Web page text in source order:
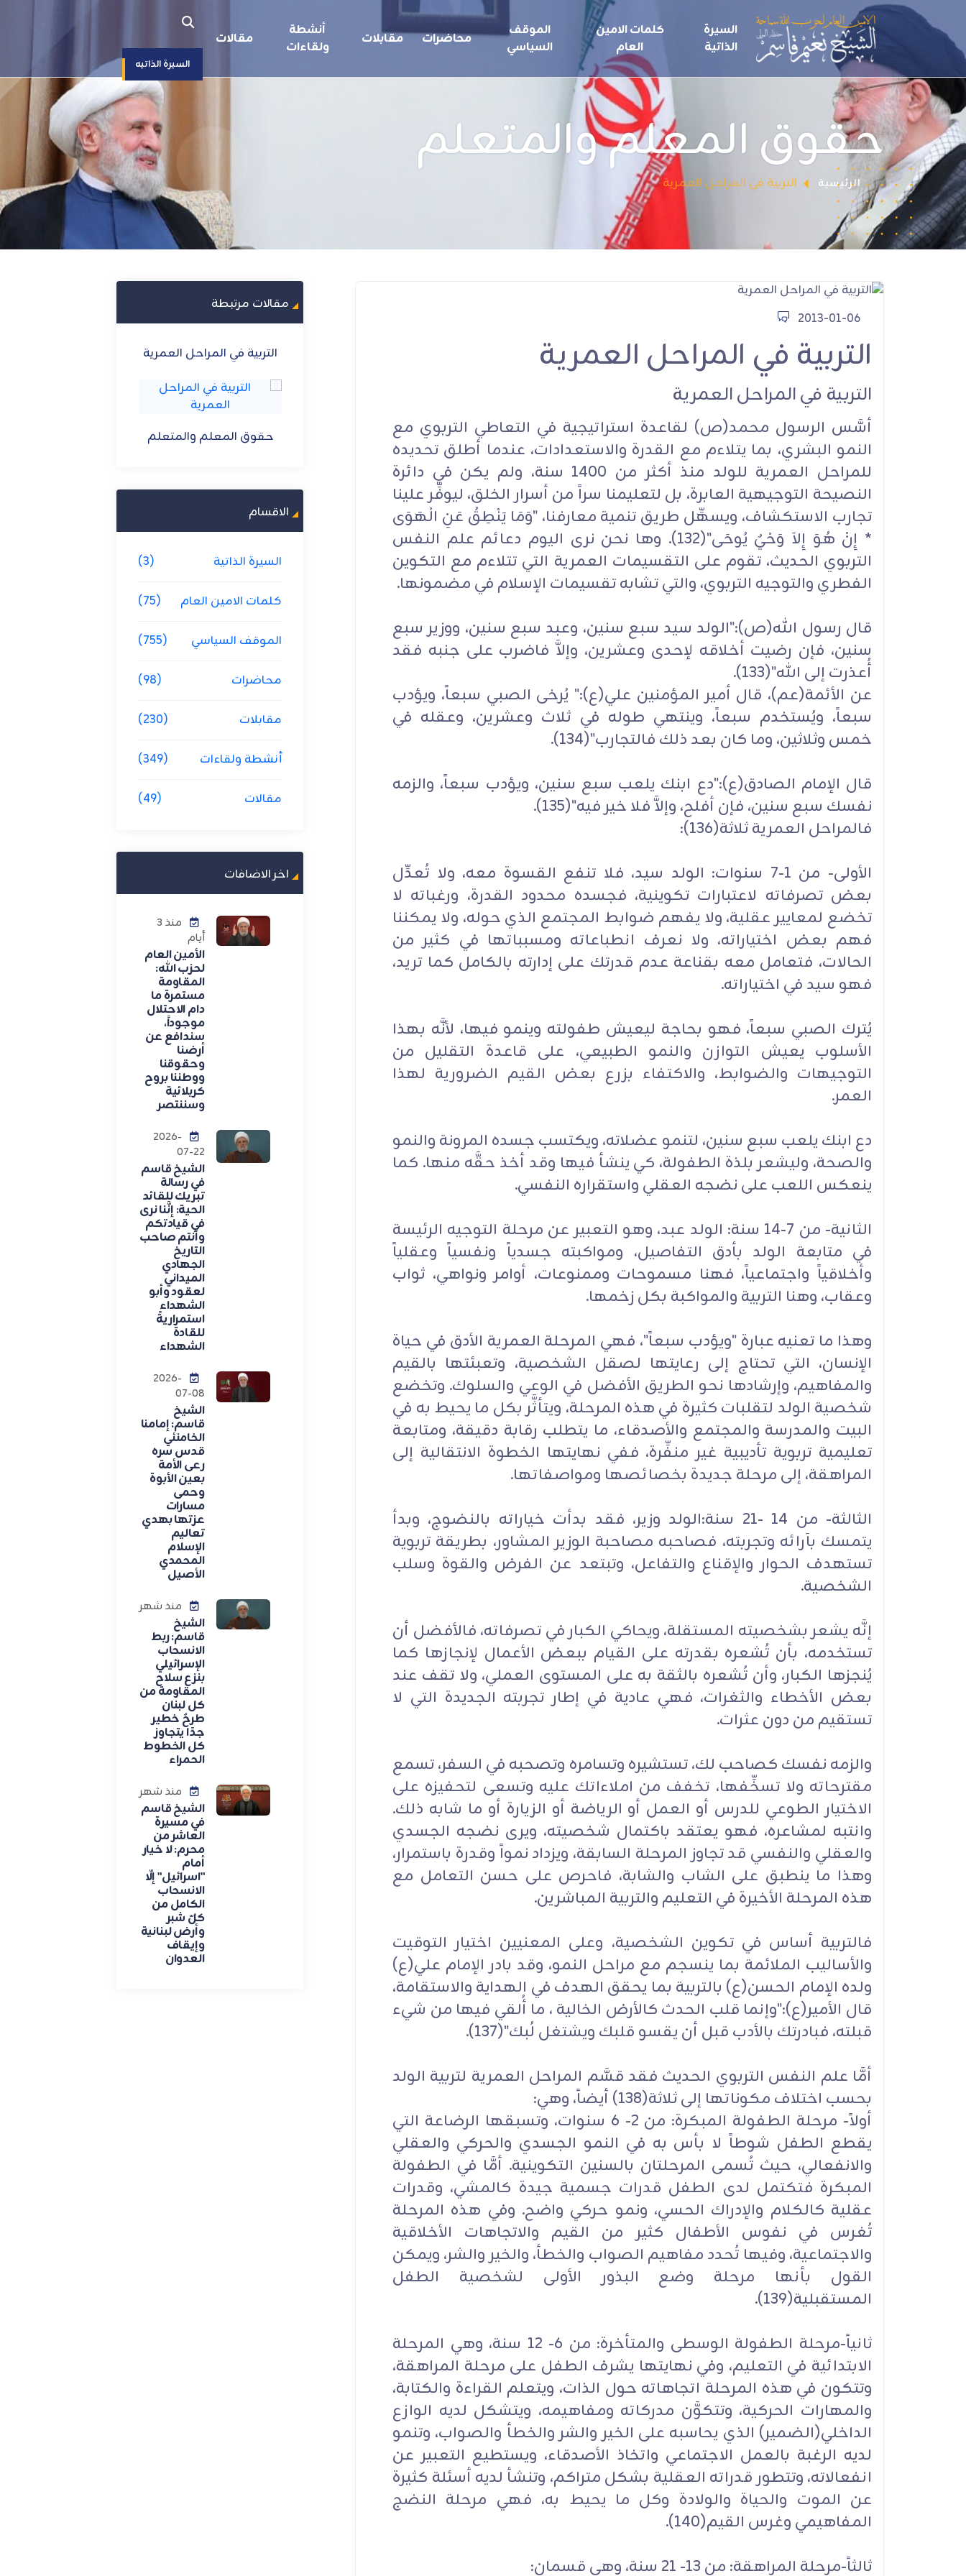
السيرة
الذاتية
كلمات الامين
العام
الموقف
السياسي
محاضرات مقابلات
أنشطة
ولقاءات
مقالات
السيرة الذاتيه
حقوق المعلم والمتعلم
الرئيسية التربية في المراحل العمرية
2013-01-06
التربية في المراحل العمرية
التربية في المراحل العمرية
أسَّس الرسول محمد(ص) لقاعدة استراتيجية في التعاطي التربوي مع
النمو البشري، بما يتلاءم مع القدرة والاستعدادات، عندما أطلق تحديده
للمراحل العمرية للولد منذ أكثر من 1400 سنة، ولم يكن في دائرة
النصيحة التوجيهية العابرة، بل لتعليمنا سراً من أسرار الخلق، ليوفِّر علينا
تجارب الاستكشاف، ويسهِّل طريق تنمية معارفنا، "وَمَا يَنْطِقُ عَنِ الْهَوَى
* إِنْ هُوَ إِلاَ وَحْيٌ يُوحَى"(132). وها نحن نرى اليوم دعائم علم النفس
التربوي الحديث، تقوم على التقسيمات العمرية التي تتلاءم مع التكوين
الفطري والتوجيه التربوي، والتي تشابه تقسيمات الإسلام في مضمونها.
قال رسول الله(ص):"الولد سيد سبع سنين، وعبد سبع سنين، ووزير سبع
سنين، فإن رضيت أخلاقه لإحدى وعشرين، وإلاَّ فاضرب على جنبه فقد
أُعذرت إلى الله"(133).
عن الأئمة(عم)، قال أمير المؤمنين علي(ع):" يُرخى الصبي سبعاً، ويؤدب
سبعاً، ويُستخدم سبعاً، وينتهي طوله في ثلاث وعشرين، وعقله في
خمس وثلاثين، وما كان بعد ذلك فالتجارب"(134).
قال الإمام الصادق(ع):"دع ابنك يلعب سبع سنين، ويؤدب سبعاً، والزمه
نفسك سبع سنين، فإن أفلح، وإلاَّ فلا خير فيه"(135).
فالمراحل العمرية ثلاثة(136):
الأولى- من 1-7 سنوات: الولد سيد، فلا تنفع القسوة معه، ولا تُعدِّل
بعض تصرفاته لاعتبارات تكوينية، فجسده محدود القدرة، ورغباته لا
تخضع لمعايير عقلية، ولا يفهم ضوابط المجتمع الذي حوله، ولا يمكننا
فهم بعض اختياراته، ولا نعرف انطباعاته ومسبباتها في كثير من
الحالات، فتعامل معه بقناعة عدم قدرتك على إدارته بالكامل كما تريد،
فهو سيد في اختياراته.
يُترك الصبي سبعاً، فهو بحاجة ليعيش طفولته وينمو فيها، لأنَّه بهذا
الأسلوب يعيش التوازن والنمو الطبيعي، على قاعدة التقليل من
التوجيهات والضوابط، والاكتفاء بزرع بعض القيم الضرورية لهذا
العمر.
دع ابنك يلعب سبع سنين، لتنمو عضلاته، ويكتسب جسده المرونة والنمو
والصحة، وليشعر بلذة الطفولة، كي ينشأ فيها وقد أخذ حقَّه منها. كما
ينعكس اللعب على نضجه العقلي واستقراره النفسي.
الثانية- من 7-14 سنة: الولد عبد، وهو التعبير عن مرحلة التوجيه الرئيسة
في متابعة الولد بأدق التفاصيل، ومواكبته جسدياً ونفسياً وعقلياً
وأخلاقياً واجتماعياً، فهنا مسموحات وممنوعات، أوامر ونواهي، ثواب
وعقاب، وهنا التربية والمواكبة بكل زخمها.
وهذا ما تعنيه عبارة "ويؤدب سبعاً"، فهي المرحلة العمرية الأدق في حياة
الإنسان، التي تحتاج إلى رعايتها لصقل الشخصية، وتعبئتها بالقيم
والمفاهيم، وإرشادها نحو الطريق الأفضل في الوعي والسلوك. وتخضع
شخصية الولد لتقلبات كثيرة في هذه المرحلة، ويتأثَّر بكل ما يحيط به في
البيت والمدرسة والمجتمع والأصدقاء، ما يتطلب رقابة دقيقة، ومتابعة
تعليمية تربوية تأديبية غير منفِّرة، ففي نهايتها الخطوة الانتقالية إلى
المراهقة، إلى مرحلة جديدة بخصائصها ومواصفاتها.
الثالثة- من 14 -21 سنة:الولد وزير، فقد بدأت خياراته بالنضوج، وبدأ
يتمسك بآرائه وتجربته، فصاحبه مصاحبة الوزير المشاور، بطريقة تربوية
تستهدف الحوار والإقناع والتفاعل، وتبتعد عن الفرض والقوة وسلب
الشخصية.
إنَّه يشعر بشخصيته المستقلة، ويحاكي الكبار في تصرفاته، فالأفضل أن
تستخدمه، بأن تُشعره بقدرته على القيام ببعض الأعمال لإنجازها كما
يُنجزها الكبار، وأن تُشعره بالثقة به على المستوى العملي، ولا تقف عند
بعض الأخطاء والثغرات، فهي عادية في إطار تجربته الجديدة التي لا
تستقيم من دون عثرات.
والزمه نفسك كصاحب لك، تستشيره وتسامره وتصحبه في السفر، تسمع
مقترحاته ولا تسخِّفها، تخفف من املاءاتك عليه وتسعى لتحفيزه على
الاختيار الطوعي للدرس أو العمل أو الرياضة أو الزيارة أو ما شابه ذلك.
وانتبه لمشاعره، فهو يعتقد باكتمال شخصيته، ويرى نضجه الجسدي
والعقلي والنفسي قد تجاوز المرحلة السابقة، ويزداد نمواً وقدرة باستمرار،
وهذا ما ينطبق على الشاب والشابة، فاحرص على حسن التعامل مع
هذه المرحلة الأخيرة في التعليم والتربية المباشرين.
فالتربية أساس في تكوين الشخصية، وعلى المعنيين اختيار التوقيت
والأساليب الملائمة بما ينسجم مع مراحل النمو، وقد بادر الإمام علي(ع)
ولده الإمام الحسن(ع) بالتربية بما يحقق الهدف في الهداية والاستقامة،
قال الأمير(ع):"وإنما قلب الحدث كالأرض الخالية ، ما أُلقي فيها من شيء
قبلته، فبادرتك بالأدب قبل أن يقسو قلبك ويشتغل لُبك"(137).
أمَّا علم النفس التربوي الحديث فقد قسَّم المراحل العمرية لتربية الولد
بحسب اختلاف مكوناتها إلى ثلاثة(138) أيضاً، وهي:
أولاً- مرحلة الطفولة المبكرة: من 2- 6 سنوات، وتسبقها الرضاعة التي
يقطع الطفل شوطاً لا بأس به في النمو الجسدي والحركي والعقلي
والانفعالي، حيث تُسمى المرحلتان بالسنين التكوينية. أمَّا في الطفولة
المبكرة فتكتمل لدى الطفل قدرات جسمية جيدة كالمشي، وقدرات
عقلية كالكلام والإدراك الحسي، ونمو حركي واضح. وفي هذه المرحلة
تُغرس في نفوس الأطفال كثير من القيم والاتجاهات الأخلاقية
والاجتماعية، وفيها تُحدد مفاهيم الصواب والخطأ، والخير والشر، ويمكن
القول بأنها مرحلة وضع البذور الأولى لشخصية الطفل
المستقبلية(139).
ثانياً-مرحلة الطفولة الوسطى والمتأخرة: من 6- 12 سنة، وهي المرحلة
الابتدائية في التعليم، وفي نهايتها يشرف الطفل على مرحلة المراهقة،
وتتكون في هذه المرحلة اتجاهاته حول الذات، ويتعلم القراءة والكتابة،
والمهارات الحركية، وتتكوَّن مدركاته ومفاهيمه، ويتشكل لديه الوازع
الداخلي(الضمير) الذي يحاسبه على الخير والشر والخطأ والصواب، وتنمو
لديه الرغبة بالعمل الاجتماعي واتخاذ الأصدقاء، ويستطيع التعبير عن
انفعالاته، وتتطور قدراته العقلية بشكل متراكم، وتنشأ لديه أسئلة كثيرة
عن الموت والحياة والولادة وكل ما يحيط به، فهي مرحلة النضج
المفاهيمي وغرس القيم(140).
ثالثاً-مرحلة المراهقة: من 13- 21 سنة، وهي قسمان:
مقالات مرتبطة
التربية والتعليم متلازمان
حقوق المعلم والمتعلم
حق المتعلم
حقوق المعلم والمتعلم
حقوق المعلم والمتعلم
التربية والتعليم متلازمان
الاقسام
السيرة الذاتية (3)
كلمات الامين العام (75)
الموقف السياسي (755)
محاضرات (98)
مقابلات (230)
أنشطة ولقاءات (349)
مقالات (49)
اخر الاضافات
منذ 3
أيام
الأمين العام
لحزب الله:
المقاومة
مستمرة ما
دام الاحتلال
موجوداً،
سندافع عن
أرضنا
وحقوقنا
ووطننا بروح
كربلائية
وسننتصر
2026-
07-22
الشيخ قاسم
في رسالة
تبريك للقائد
الحية: إنَّنا نرى
في قيادتكم
وأنتم صاحب
التاريخ
الجهادي
الميداني
لعقود وأبو
الشهداء
استمراريةً
للقادة
الشهداء
2026-
07-08
الشيخ
قاسم: إمامنا
الخامنئي
قدس سره
رعى الأمة
بعين الأبوة
وحمى
مسارات
عزتها بهدي
تعاليم
الإسلام
المحمدي
الأصيل
منذ شهر
الشيخ
قاسم: ربط
الانسحاب
الإسرائيلي
بنزع سلاح
المقاومة من
كل لبنان
طرحٌ خطير
جدًا يتجاوز
كل الخطوط
الحمراء
منذ شهر
الشيخ قاسم
في مسيرة
العاشر من
محرم: لا خيار
أمام
"اسرائيل" إلّا
الانسحاب
الكامل من
كلّ شبر
وأرض لبنانية
وإيقاف
العدوان